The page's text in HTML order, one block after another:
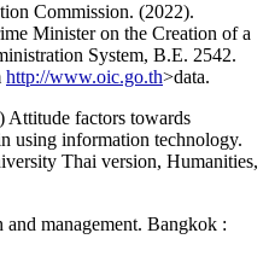
Commission. (2022).
Minister on the Creation of a
System, B.E. 2542.
http://www.oic.go.th>data.
Attitude factors towards
using information technology.
Thai version, Humanities,
management. Bangkok :